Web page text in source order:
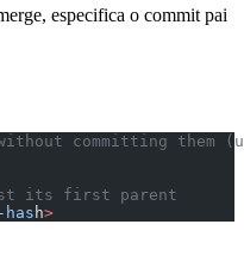
especifica o commit pai
committing them
its first parent
has h>